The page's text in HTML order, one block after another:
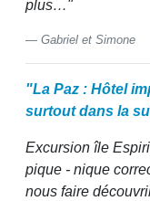
plus…"
Gabriel et Simone
"La Paz : Hôtel
surtout dans la
Excursion île
pique - nique
nous faire